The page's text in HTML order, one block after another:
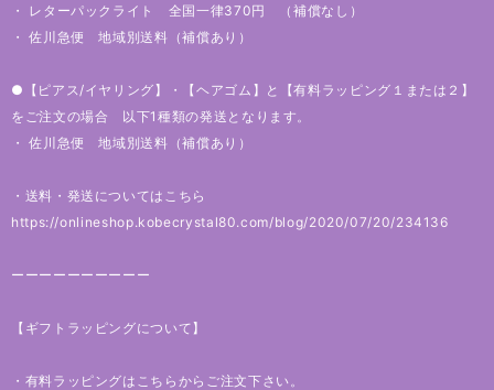
・ レターパックライト 全国一律370円 （補償なし）
・ 佐川急便 地域別送料（補償あり）
●【ピアス/イヤリング】・【ヘアゴム】と【有料ラッピング１または２】
をご注文の場合 以下1種類の発送となります。
・ 佐川急便 地域別送料（補償あり）
・送料・発送についてはこちら
https://onlineshop.kobecrystal80.com/blog/2020/07/20/234136
ーーーーーーーーーー
【ギフトラッピングについて】
・有料ラッピングはこちらからご注文下さい。